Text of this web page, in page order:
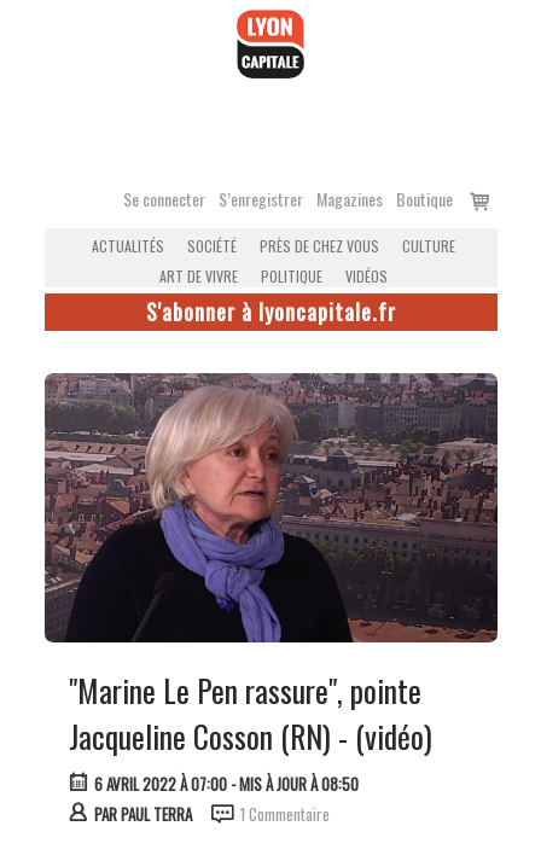
Se connecter S’enregistrer Magazines Boutique
Voir
ACTUALITÉS SOCIÉTÉ PRÈS DE CHEZ VOUS
CULTURE
ART DE VIVRE
POLITIQUE VIDÉOS
S'abonner à lyoncapitale.fr
"Marine Le Pen rassure", pointe
Jacqueline Cosson (RN) - (vidéo)
6 AVRIL 2022 À 07:00- MIS À JOUR À 08:50
PARPAUL TERRA 1 Commentaire